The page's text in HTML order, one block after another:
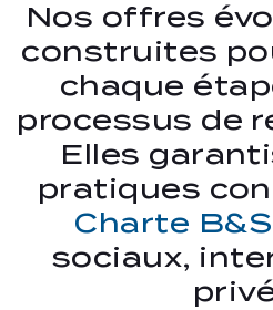
Nos offres
construites
chaque
processus de
Elles
pratiques
Charte B&S
sociaux,